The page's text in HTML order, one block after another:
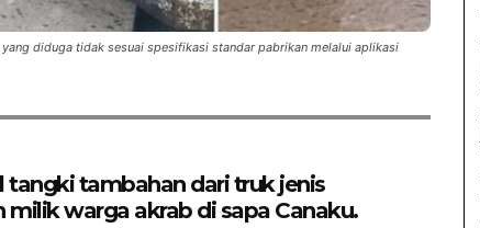
diduga tidak sesuai spesifikasi standar pabrikan melalui aplikasi
tangki tambahan dari truk jenis
warga akrab di sapa Canaku.